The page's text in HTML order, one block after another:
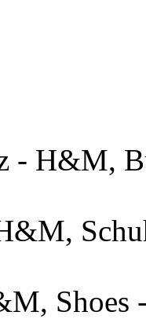
- H&M,